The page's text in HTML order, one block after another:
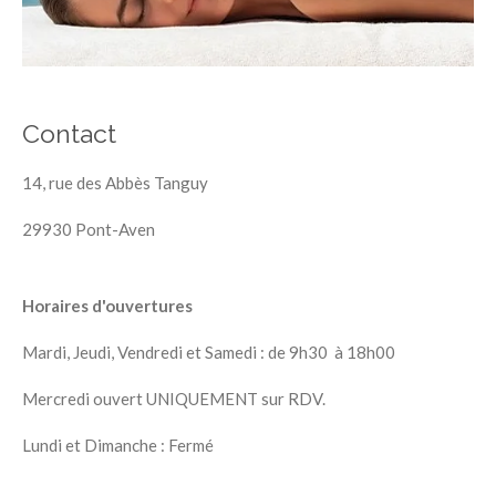
Contact
14, rue des Abbès Tanguy
29930 Pont-Aven
Horaires d'ouvertures
Mardi, Jeudi, Vendredi et Samedi : de 9h30 à 18h00
Mercredi ouvert UNIQUEMENT sur RDV.
Lundi et Dimanche : Fermé